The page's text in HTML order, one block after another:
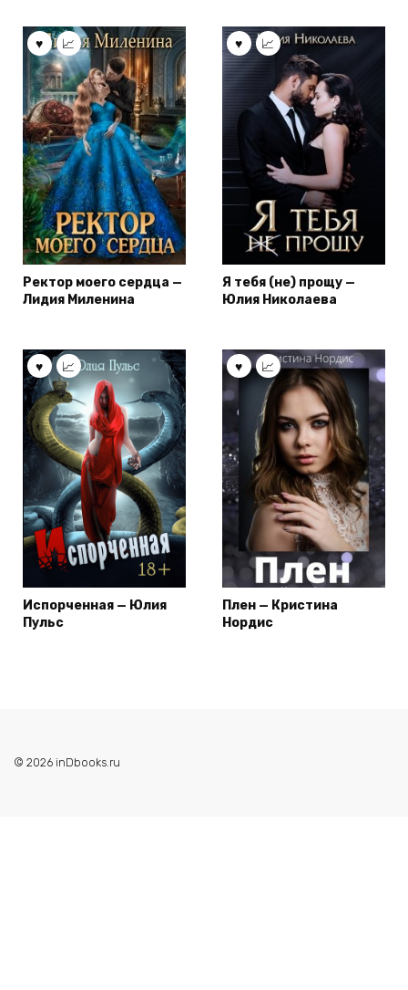
Ректор моего сердца —
Лидия Миленина
Я тебя (не) прощу —
Юлия Николаева
Испорченная — Юлия
Пульс
Плен — Кристина
Нордис
© 2026 inDbooks.ru